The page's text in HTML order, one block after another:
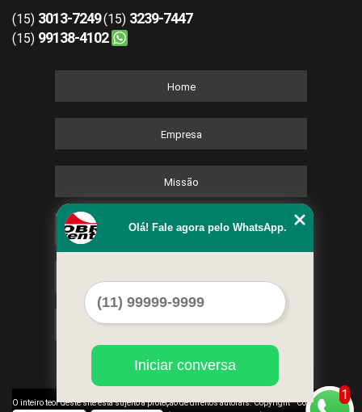
(15) 3013-7249(15) 3239-7447
(15) 99138-4102
Home
Empresa
Missão
Serviços
Mapa do site
O inteiro teor deste site está sujeito à proteção de direitos autorais. Copyright Cobre Eventos
1
Olá! Fale agora pelo WhatsApp.
Iniciar conversa